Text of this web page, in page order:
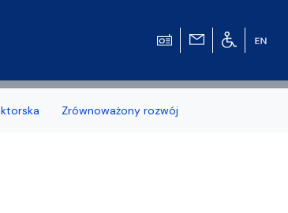
Zrównoważony rozwój